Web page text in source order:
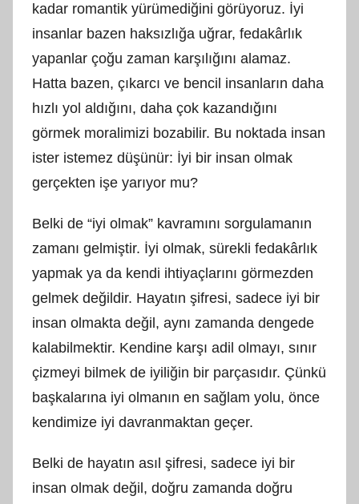
kadar romantik yürümediğini görüyoruz. İyi
insanlar bazen haksızlığa uğrar, fedakârlık
yapanlar çoğu zaman karşılığını alamaz.
Hatta bazen, çıkarcı ve bencil insanların daha
hızlı yol aldığını, daha çok kazandığını
görmek moralimizi bozabilir. Bu noktada insan
ister istemez düşünür: İyi bir insan olmak
gerçekten işe yarıyor mu?
Belki de “iyi olmak” kavramını sorgulamanın
zamanı gelmiştir. İyi olmak, sürekli fedakârlık
yapmak ya da kendi ihtiyaçlarını görmezden
gelmek değildir. Hayatın şifresi, sadece iyi bir
insan olmakta değil, aynı zamanda dengede
kalabilmektir. Kendine karşı adil olmayı, sınır
çizmeyi bilmek de iyiliğin bir parçasıdır. Çünkü
başkalarına iyi olmanın en sağlam yolu, önce
kendimize iyi davranmaktan geçer.
Belki de hayatın asıl şifresi, sadece iyi bir
insan olmak değil, doğru zamanda doğru